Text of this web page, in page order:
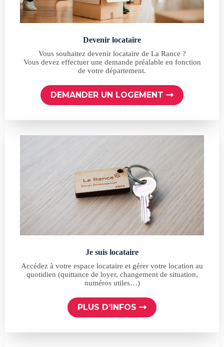
Devenir locataire
Vous souhaitez devenir locataire de La Rance ?
Vous devez effectuer une demande préalable en fonction
de votre département.
DEMANDER UN LOGEMENT
Je suis locataire
Accédez à votre espace locataire et gérer votre location au
quotidien (quittance de loyer, changement de situation,
numéros utiles…)
PLUS D’INFOS